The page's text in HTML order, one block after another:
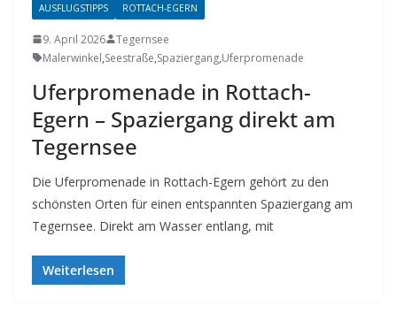
AUSFLUGSTIPPS ROTTACH-EGERN
9. April 2026
Tegernsee
Malerwinkel,Seestraße,Spaziergang,Uferpromenade
Uferpromenade in Rottach-
Egern – Spaziergang direkt am
Tegernsee
Die Uferpromenade in Rottach-Egern gehört zu den
schönsten Orten für einen entspannten Spaziergang am
Tegernsee. Direkt am Wasser entlang, mit
Weiterlesen